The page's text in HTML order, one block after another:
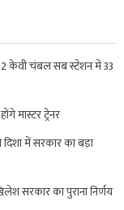
केवी चंबल सब स्टेशन में 33
मास्टर ट्रेनर
में सरकार का बड़ा
सरकार का पुराना निर्णय